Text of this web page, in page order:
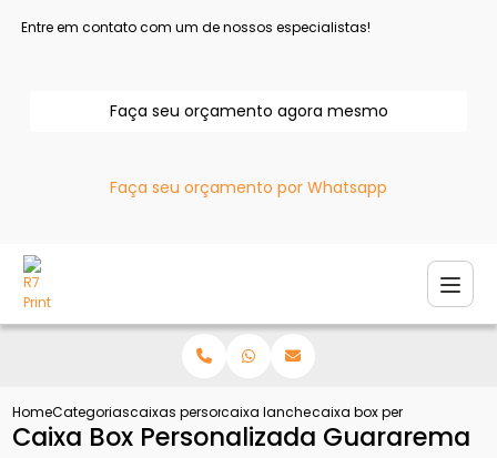
Entre em contato com um de nossos especialistas!
Faça seu orçamento agora mesmo
Faça seu orçamento por Whatsapp
HomeCategoriascaixas personalizadascaixa lanche personalizada
caixa box personalizada
Caixa Box Personalizada Guararema